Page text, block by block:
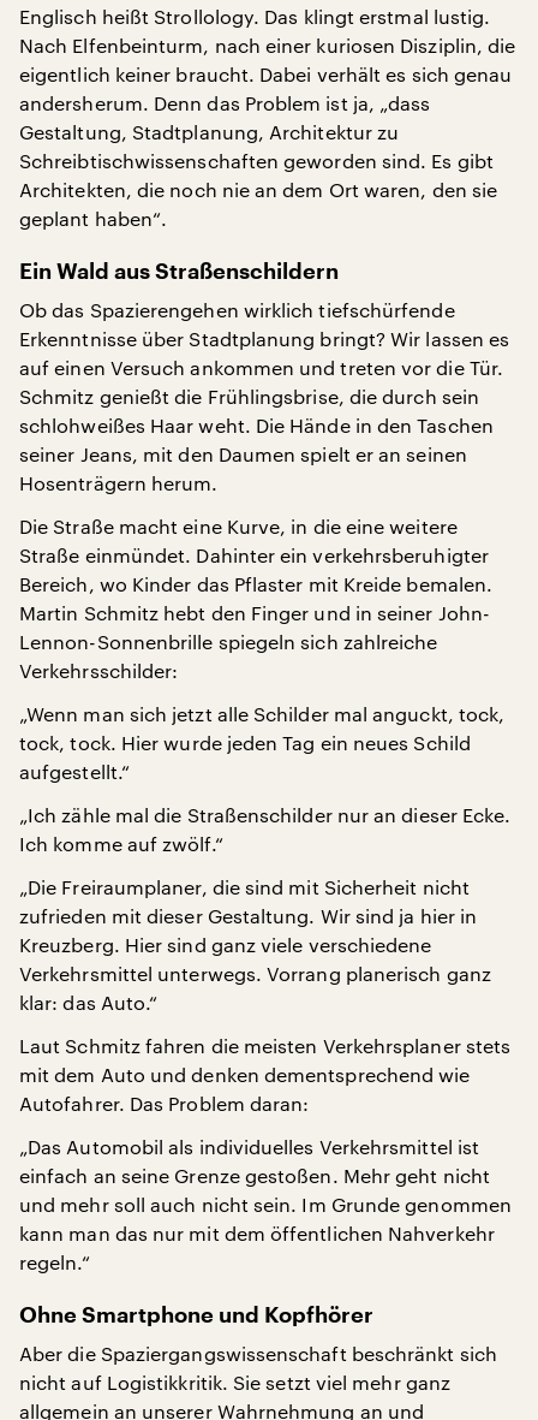
Englisch heißt Strollology. Das klingt erstmal lustig.
Nach Elfenbeinturm, nach einer kuriosen Disziplin, die
eigentlich keiner braucht. Dabei verhält es sich genau
andersherum. Denn das Problem ist ja, „dass
Gestaltung, Stadtplanung, Architektur zu
Schreibtischwissenschaften geworden sind. Es gibt
Architekten, die noch nie an dem Ort waren, den sie
geplant haben“.
Ein Wald aus Straßenschildern
Ob das Spazierengehen wirklich tiefschürfende
Erkenntnisse über Stadtplanung bringt? Wir lassen es
auf einen Versuch ankommen und treten vor die Tür.
Schmitz genießt die Frühlingsbrise, die durch sein
schlohweißes Haar weht. Die Hände in den Taschen
seiner Jeans, mit den Daumen spielt er an seinen
Hosenträgern herum.
Die Straße macht eine Kurve, in die eine weitere
Straße einmündet. Dahinter ein verkehrsberuhigter
Bereich, wo Kinder das Pflaster mit Kreide bemalen.
Martin Schmitz hebt den Finger und in seiner John-
Lennon-Sonnenbrille spiegeln sich zahlreiche
Verkehrsschilder:
„Wenn man sich jetzt alle Schilder mal anguckt, tock,
tock, tock. Hier wurde jeden Tag ein neues Schild
aufgestellt.“
„Ich zähle mal die Straßenschilder nur an dieser Ecke.
Ich komme auf zwölf.“
„Die Freiraumplaner, die sind mit Sicherheit nicht
zufrieden mit dieser Gestaltung. Wir sind ja hier in
Kreuzberg. Hier sind ganz viele verschiedene
Verkehrsmittel unterwegs. Vorrang planerisch ganz
klar: das Auto.“
Laut Schmitz fahren die meisten Verkehrsplaner stets
mit dem Auto und denken dementsprechend wie
Autofahrer. Das Problem daran:
„Das Automobil als individuelles Verkehrsmittel ist
einfach an seine Grenze gestoßen. Mehr geht nicht
und mehr soll auch nicht sein. Im Grunde genommen
kann man das nur mit dem öffentlichen Nahverkehr
regeln.“
Ohne Smartphone und Kopfhörer
Aber die Spaziergangswissenschaft beschränkt sich
nicht auf Logistikkritik. Sie setzt viel mehr ganz
allgemein an unserer Wahrnehmung an und